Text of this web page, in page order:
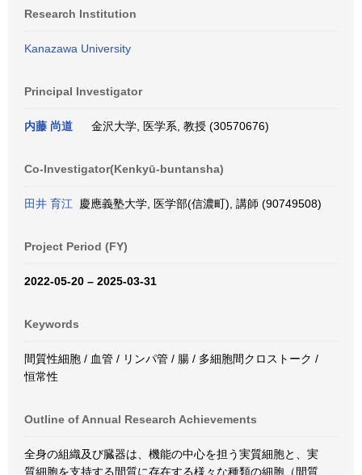
Research Institution
Kanazawa University
Principal Investigator
内藤 尚道 金沢大学, 医学系, 教授 (30570676)
Co-Investigator(Kenkyū-buntansha)
田井 育江 慶應義塾大学, 医学部(信濃町), 講師 (90749508)
Project Period (FY)
2022-05-20 – 2025-03-31
Keywords
間質性細胞 / 血管 / リンパ管 / 腸 / 多細胞間クロストーク /
恒常性
Outline of Annual Research Achievements
全身の組織及び臓器は、機能の中心を担う実質細胞と、実
質細胞を支持する間質に存在する様々な種類の細胞（間質